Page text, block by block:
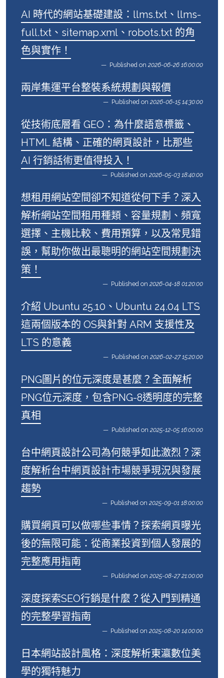
AI 時代的網站基礎建設：llms.txt、llms-
full.txt、sitemap.xml、robots.txt 的角
色與實作！
Published on 2026-06-26 16:00:00
兩岸集運平台整裝系統規劃與報價
Published on 2026-06-15 14:30:00
從技術底層看 GEO：為什麼語意標籤、
HTML 結構、正確的網頁設計，比那些
AI 行銷話術更值得投入！
Published on 2026-05-03 18:40:00
想租用網站空間卻不知道從何下手？深入
解析網站空間租用種類、容量規劃、頻寬
選擇、主機比較、費用預算，以及常見錯
誤，幫助你做出最聰明的網站空間規劃決
策！
Published on 2026-04-18 01:20:00
介紹 Ubuntu 25.10、Ubuntu 24.04 LTS
這兩個版本的 OS與針對 ARM 支援性及
LTS 的意義
Published on 2026-02-27 15:20:00
PNG圖片的位元深度是甚麼？全面解析
PNG位元深度，包含PNG-8透明度的完整
真相
Published on 2025-12-05 16:00:00
台中網頁設計公司為何競爭如此激烈？深
度解析台中網頁設計市場競爭現況與發展
趨勢
Published on 2025-09-01 18:00:00
購買網頁可以做哪些事情？探索網頁曝光
後的無限可能：從商業投資到個人發展的
完整應用指南
Published on 2025-08-27 21:00:00
深度探索SEO行銷是什麼？從入門到精通
的完整學習指南
Published on 2025-08-20 14:00:00
日本網站設計風格：深度解析東瀛數位美
學的獨特魅力